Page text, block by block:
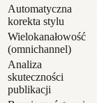
Automatyczna
korekta stylu
Wielokanałowość
(omnichannel)
Analiza
skuteczności
publikacji